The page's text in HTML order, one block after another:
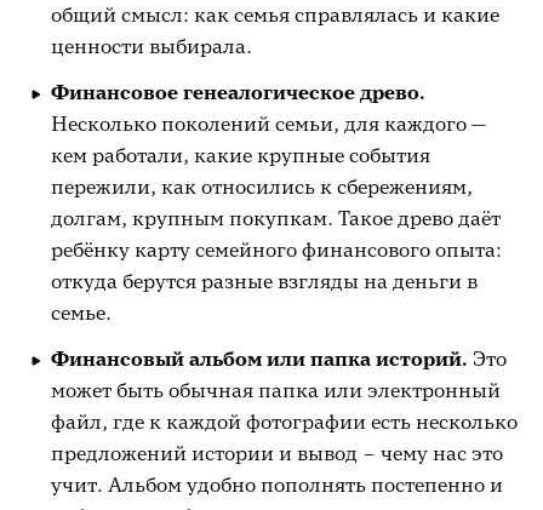
общий смысл: как семья справлялась и какие
ценности выбирала.
Финансовое генеалогическое древо.
Несколько поколений семьи, для каждого —
кем работали, какие крупные события
пережили, как относились к сбережениям,
долгам, крупным покупкам. Такое древо даёт
ребёнку карту семейного финансового опыта:
откуда берутся разные взгляды на деньги в
семье.
Финансовый альбом или папка историй. Это
может быть обычная папка или электронный
файл, где к каждой фотографии есть несколько
предложений истории и вывод – чему нас это
учит. Альбом удобно пополнять постепенно и